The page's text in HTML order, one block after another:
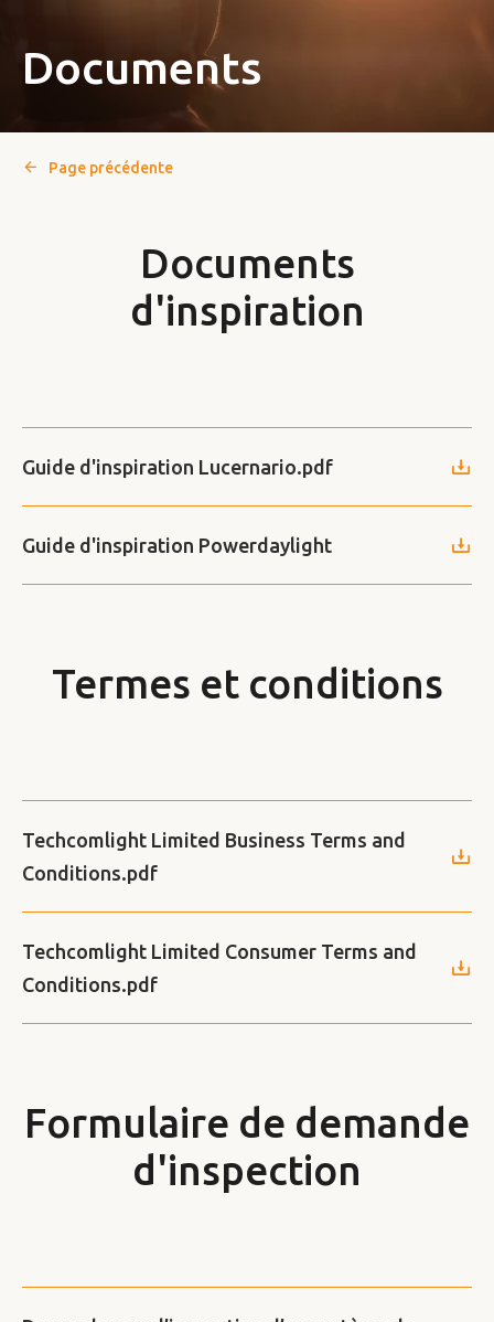
Documents
Page précédente
Documents
d'inspiration
Guide d'inspiration Lucernario.pdf
Guide d'inspiration Powerdaylight
Termes et conditions
Techcomlight Limited Business Terms and
Conditions.pdf
Techcomlight Limited Consumer Terms and
Conditions.pdf
Formulaire de demande
d'inspection